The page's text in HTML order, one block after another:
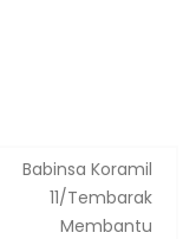
Babinsa Koramil
11/Tembarak
Membantu